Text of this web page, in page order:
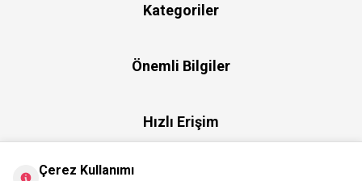
Kategoriler
Önemli Bilgiler
Hızlı Erişim
Çerez Kullanımı